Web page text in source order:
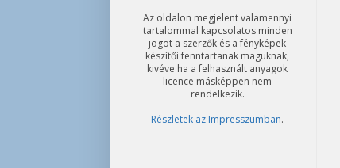
Az oldalon megjelent valamennyi
tartalommal kapcsolatos minden
jogot a szerzők és a fényképek
készítői fenntartanak maguknak,
kivéve ha a felhasznált anyagok
licence másképpen nem
rendelkezik.
Részletek az Impresszumban.